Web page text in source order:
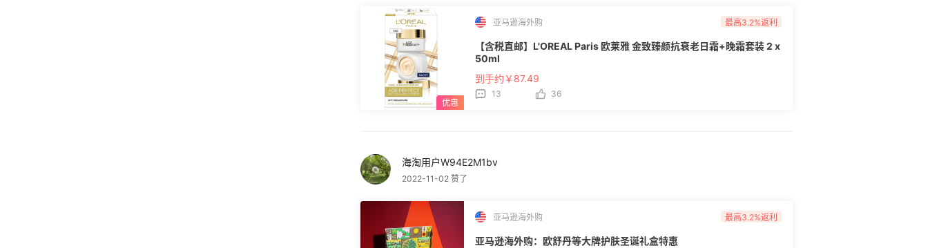
亚马逊海外购 最高3.2%返利
【含税直邮】L'OREAL Paris 欧莱雅 金致臻颜抗衰老日霜+晚霜套装 2 x
50ml
到手约￥87.49
13 36
海淘用户W94E2M1bv
2022-11-02 赞了
亚马逊海外购 最高3.2%返利
亚马逊海外购：欧舒丹等大牌护肤圣诞礼盒特惠